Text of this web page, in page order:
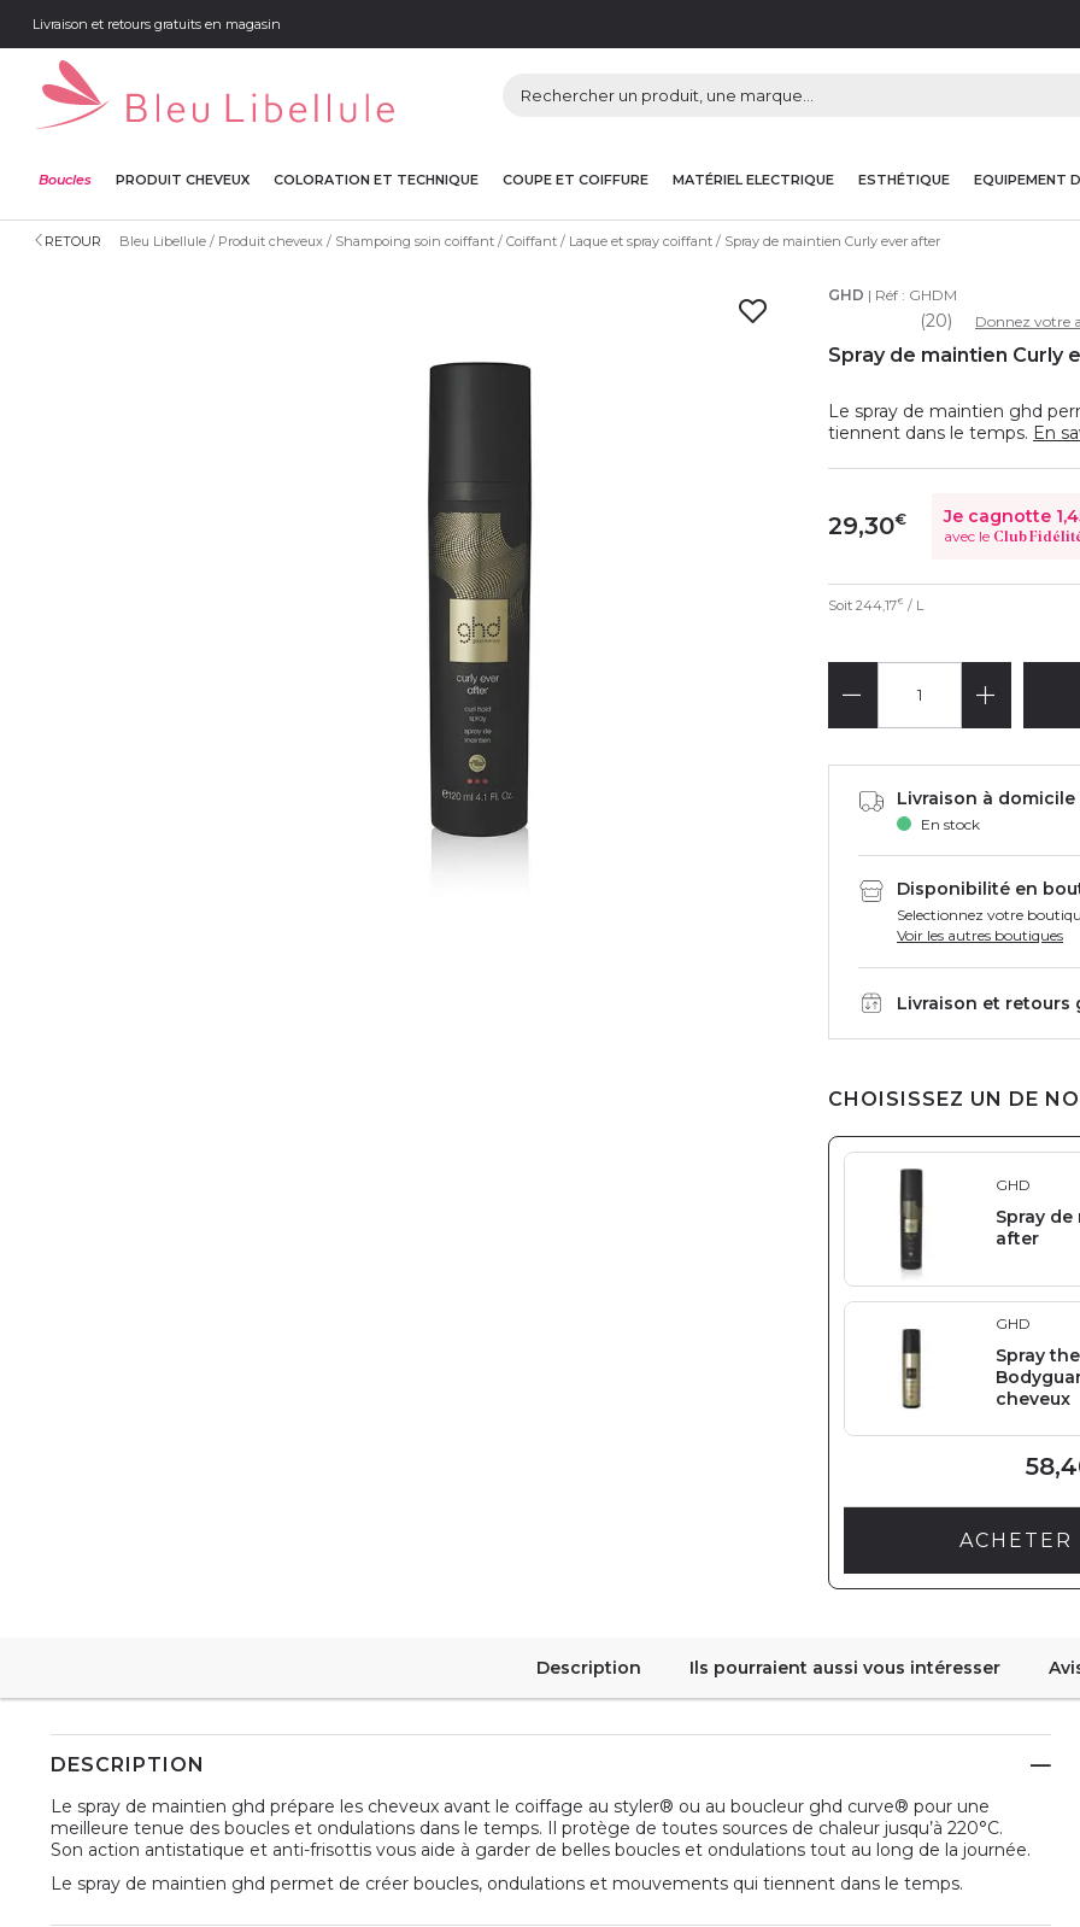
Livraison et retours gratuits en magasin
Boucles PRODUIT CHEVEUX COLORATION ET TECHNIQUE COUPE ET COIFFURE MATÉRIEL ELECTRIQUE ESTHÉTIQUE EQUIPEMENT
RETOUR Bleu Libellule Produit cheveux Shampoing soin coiffant Coiffant Laque et spray coiffant Spray de maintien Curly ever after
GHD | Réf : GHDM
(20) Donnez votre
Spray de maintien Curly
Le spray de maintien ghd
tiennent dans le temps. En
29,30€ Je cagnotte
avec le Club
Soit 244,17€ / L
Livraison à
En stock
Disponibilité en
Selectionnez votre
Voir les autres boutiques
Livraison et retours
CHOISISSEZ UN DE
GHD
Spray
after
GHD
Spray
cheveux
ACHETER
Description Ils pourraient aussi vous intéresser
DESCRIPTION
Le spray de maintien ghd prépare les cheveux avant le coiffage au styler® ou au boucleur ghd curve® pour une
meilleure tenue des boucles et ondulations dans le temps. Il protège de toutes sources de chaleur jusqu’à 220°C.
Son action antistatique et anti-frisottis vous aide à garder de belles boucles et ondulations tout au long de la journée.
Le spray de maintien ghd permet de créer boucles, ondulations et mouvements qui tiennent dans le temps.